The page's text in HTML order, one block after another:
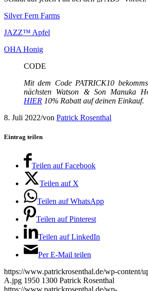
Silver Fern Farms
JAZZ™ Apfel
OHA Honig
CODE
Mit dem Code PATRICK10
nächsten Watson & Son Manuka
HIER 10% Rabatt auf deinen Einkauf.
8. Juli 2022/von Patrick Rosenthal
Eintrag teilen
Teilen auf Facebook
Teilen auf X
Teilen auf WhatsApp
Teilen auf Pinterest
Teilen auf LinkedIn
Per E-Mail teilen
https://www.patrickrosenthal.de/wp-content/
A.jpg 1950 1300 Patrick Rosenthal
https://www.patrickrosenthal.de/wp-